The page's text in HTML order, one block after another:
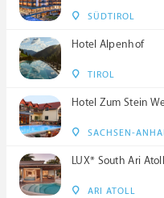
SÜDTIROL
Hotel Alpenhof
TIROL
Hotel Zum Stein
SACHSEN-
LUX* South Ari Atoll
ARI ATOLL